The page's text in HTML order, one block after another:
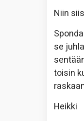
Niin
se
toisin
Heikki